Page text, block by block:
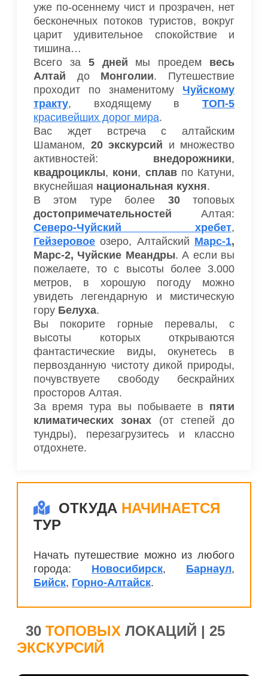
уже по-осеннему чист и прозрачен, нет
бесконечных потоков туристов, вокруг
царит удивительное спокойствие и
тишина…
Всего за 5 дней мы проедем весь
Алтай доМонголии. Путешествие
проходит по знаменитому Чуйскому
тракту, входящему в ТОП-5
красивейших дорог мира.
Вас ждет встреча с алтайским
Шаманом, 20 экскурсий и множество
активностей: внедорожники,
квадроциклы, кони, сплавпо Катуни,
вкуснейшая национальная кухня.
В этом туре более 30топовых
достопримечательностей Алтая:
Северо-Чуйский хребет,
Гейзеровое озеро, Алтайский Марс-1,
Марс-2, Чуйские Меандры. А если вы
пожелаете, то с высоты более 3.000
метров, в хорошую погоду можно
увидеть легендарную и мистическую
гору Белуха.
Вы покорите горные перевалы, с
высоты которых открываются
фантастические виды, окунетесь в
первозданную чистоту дикой природы,
почувствуете свободу бескрайних
просторов Алтая.
За время тура вы побываете в пяти
климатических зонах (от степей до
тундры), перезагрузитесь и классно
отдохнете.
ОТКУДА НАЧИНАЕТСЯ
ТУР
Начать путешествие можно из любого
города: Новосибирск, Барнаул,
Бийск, Горно-Алтайск.
30 ТОПОВЫХ ЛОКАЦИЙ | 25
ЭКСКУРСИЙ